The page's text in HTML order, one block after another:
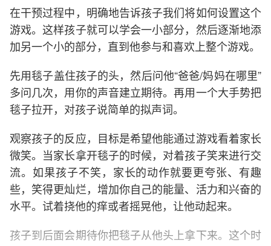
在干预过程中，明确地告诉孩子我们将如何设置这个
游戏。这样孩子就可以学会一小部分，然后逐渐地添
加另一个小的部分，直到他参与和喜欢上整个游戏。
先用毯子盖住孩子的头，然后问他“爸爸/妈妈在哪里”
多问几次，用你的声音建立期待。再用一个大手势把
毯子拉开，对孩子说简单的拟声词。
观察孩子的反应，目标是希望他能通过游戏看着家长
微笑。当家长拿开毯子的时候，对着孩子笑来进行交
流。如果孩子不笑，家长的动作就要更夸张、有趣
些，笑得更灿烂，增加你自己的能量、活力和兴奋的
水平。试着挠他的痒或者摇晃他，让他动起来。
孩子到后面会期待你把毯子从他头上拿下来。这个时